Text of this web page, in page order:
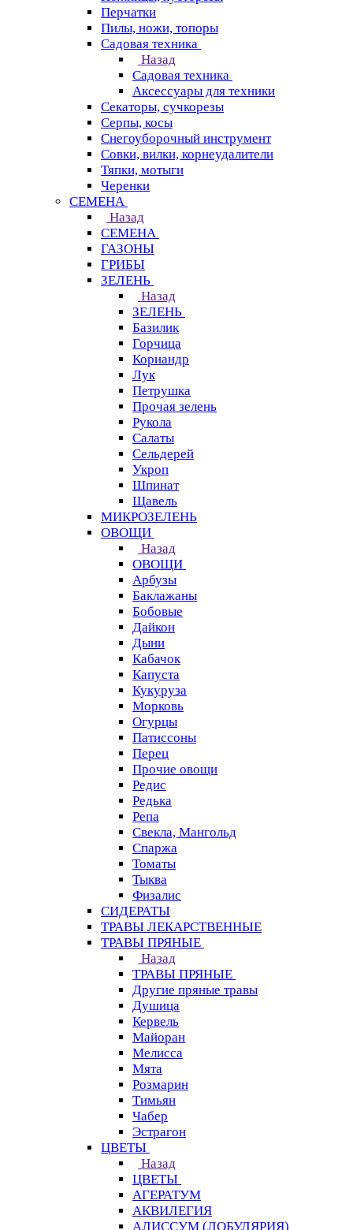
Перчатки
Пилы, ножи, топоры
Садовая техника
Назад
Садовая техника
Аксессуары для техники
Секаторы, сучкорезы
Серпы, косы
Снегоуборочный инструмент
Совки, вилки, корнеудалители
Тяпки, мотыги
Черенки
СЕМЕНА
Назад
СЕМЕНА
ГАЗОНЫ
ГРИБЫ
ЗЕЛЕНЬ
Назад
ЗЕЛЕНЬ
Базилик
Горчица
Кориандр
Лук
Петрушка
Прочая зелень
Рукола
Салаты
Сельдерей
Укроп
Шпинат
Щавель
МИКРОЗЕЛЕНЬ
ОВОЩИ
Назад
ОВОЩИ
Арбузы
Баклажаны
Бобовые
Дайкон
Дыни
Кабачок
Капуста
Кукуруза
Морковь
Огурцы
Патиссоны
Перец
Прочие овощи
Редис
Редька
Репа
Свекла, Мангольд
Спаржа
Томаты
Тыква
Физалис
СИДЕРАТЫ
ТРАВЫ ЛЕКАРСТВЕННЫЕ
ТРАВЫ ПРЯНЫЕ
Назад
ТРАВЫ ПРЯНЫЕ
Другие пряные травы
Душица
Кервель
Майоран
Мелисса
Мята
Розмарин
Тимьян
Чабер
Эстрагон
ЦВЕТЫ
Назад
ЦВЕТЫ
АГЕРАТУМ
АКВИЛЕГИЯ
АЛИССУМ (ЛОБУЛЯРИЯ)